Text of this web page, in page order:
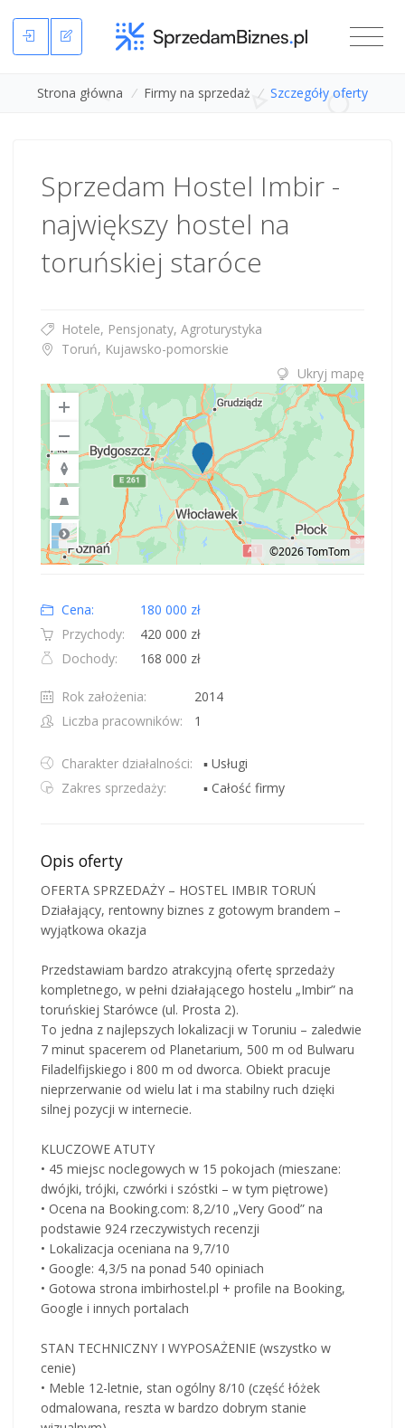
Strona główna / Firmy na sprzedaż / Szczegóły oferty
Sprzedam Hostel Imbir -
największy hostel na
toruńskiej staróce
Hotele, Pensjonaty, Agroturystyka
Toruń, Kujawsko-pomorskie
Ukryj mapę
Road
©2026 TomTom
Cena:
180 000 zł
Przychody:
420 000 zł
Dochody:
168 000 zł
Rok założenia:
2014
Liczba pracowników:
1
Charakter działalności:
▪ Usługi
Zakres sprzedaży:
▪ Całość firmy
Opis oferty
OFERTA SPRZEDAŻY – HOSTEL IMBIR TORUŃ
Działający, rentowny biznes z gotowym brandem –
wyjątkowa okazja
Przedstawiam bardzo atrakcyjną ofertę sprzedaży
kompletnego, w pełni działającego hostelu „Imbir” na
toruńskiej Starówce (ul. Prosta 2).
To jedna z najlepszych lokalizacji w Toruniu – zaledwie
7 minut spacerem od Planetarium, 500 m od Bulwaru
Filadelfijskiego i 800 m od dworca. Obiekt pracuje
nieprzerwanie od wielu lat i ma stabilny ruch dzięki
silnej pozycji w internecie.
KLUCZOWE ATUTY
• 45 miejsc noclegowych w 15 pokojach (mieszane:
dwójki, trójki, czwórki i szóstki – w tym piętrowe)
• Ocena na Booking.com: 8,2/10 „Very Good” na
podstawie 924 rzeczywistych recenzji
• Lokalizacja oceniana na 9,7/10
• Google: 4,3/5 na ponad 540 opiniach
• Gotowa strona imbirhostel.pl + profile na Booking,
Google i innych portalach
STAN TECHNICZNY I WYPOSAŻENIE (wszystko w
cenie)
• Meble 12-letnie, stan ogólny 8/10 (część łóżek
odmalowana, reszta w bardzo dobrym stanie